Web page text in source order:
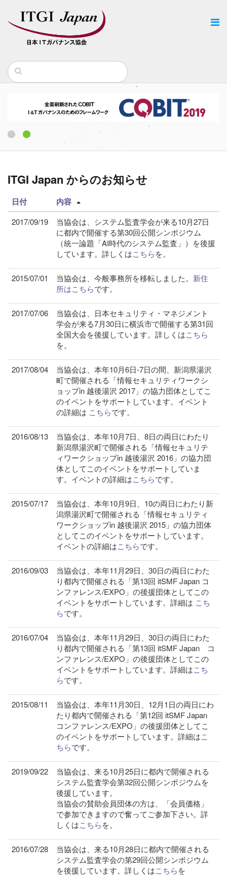
ITGI Japan からのお知らせ
日付 内容
2017/09/19
当協会は、システム監査学会が来る10月27日
に都内で開催する第30回公開シンポジウム
（統一論題「AI時代のシステム監査」）を後援
しています。詳しくはこちらを。
2015/07/01 当協会は、今般事務所を移転しました。 新住
所はこちらです。
2017/07/06
当協会は、日本セキュリティ・マネジメント
学会が来る7月30日に横浜市で開催する第31回
全国大会を後援しています。詳しくはこちら
を。
2017/08/04
当協会は、本年10月6日-7日の間、新潟県湯沢
町で開催される「情報セキュリティワークシ
ョップin 越後湯沢 2017」の協力団体としてこ
のイベントをサポートしています。イベント
の詳細は こちらです。
2016/08/13
当協会は、本年10月7日、8日の両日にわたり
新潟県湯沢町で開催される「情報セキュリテ
ィワークショップin 越後湯沢 2016」の協力団
体としてこのイベントをサポートしていま
す。イベントの詳細はこちらです。
2015/07/17
当協会は、本年10月9日、10の両日にわたり新
潟県湯沢町で開催される「情報セキュリティ
ワークショップin 越後湯沢 2015」の協力団体
としてこのイベントをサポートしています。
イベントの詳細はこちらです。
2016/09/03
当協会は、本年11月29日、30日の両日にわた
り都内で開催される「第13回 itSMF Japan コ
ンファレンス/EXPO」の後援団体としてこの
イベントをサポートしています。詳細は こち
らです。
2016/07/04
当協会は、本年11月29日、30日の両日にわた
り都内で開催される「第13回 itSMF Japan コ
ンファレンス/EXPO」の後援団体としてこの
イベントをサポートしています。詳細はこち
らです。
2015/08/11
当協会は、本年11月30日、12月1日の両日にわ
たり都内で開催される「第12回 itSMF Japan
コンファレンス/EXPO」の後援団体としてこ
のイベントをサポートしています。詳細はこ
ちらです。
2019/09/22
当協会は、来る10月25日に都内で開催される
システム監査学会第32回公開シンポジウムを
後援しています。
当協会の賛助会員団体の方は、「会員価格」
で参加できますので奮ってご参加下さい。詳
しくはこちらを。
2016/07/28
当協会は、来る10月28日に都内で開催される
システム監査学会の第29回公開シンポジウム
を後援しています。詳しくはこちらを